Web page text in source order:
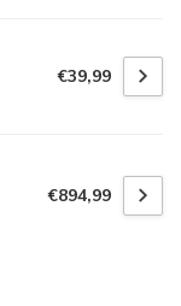
€39,99
€894,99